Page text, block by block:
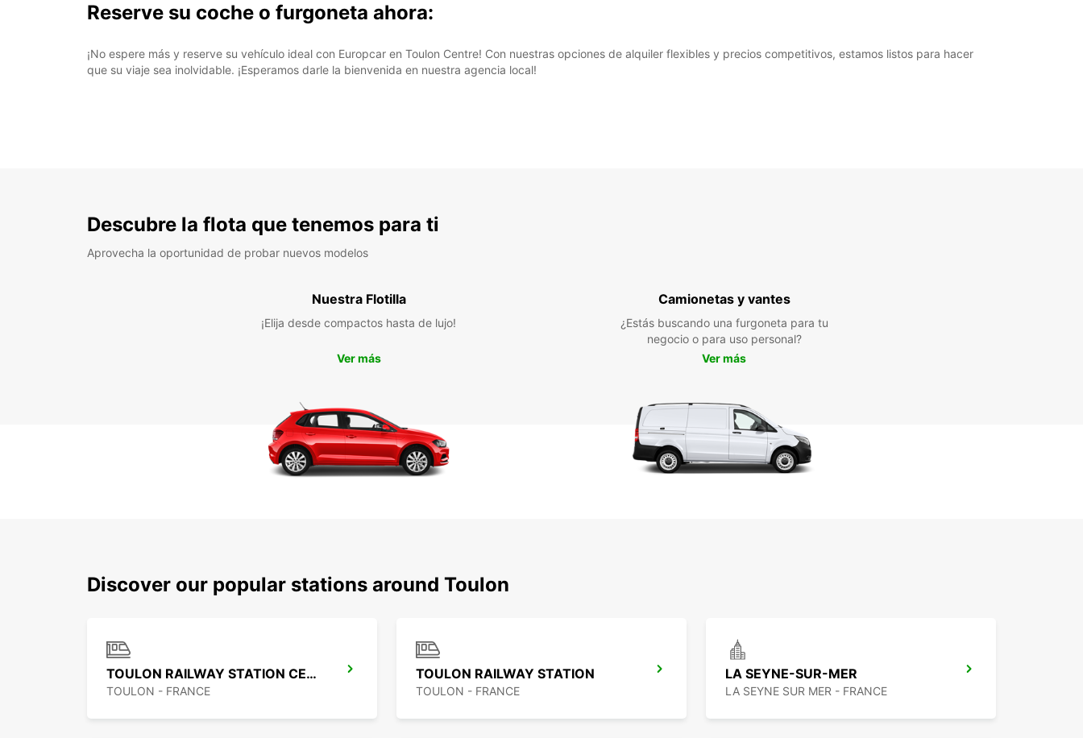
Reserve su coche o furgoneta ahora:
¡No espere más y reserve su vehículo ideal con Europcar en Toulon Centre! Con nuestras opciones de alquiler flexibles y precios competitivos, estamos listos para hacer
que su viaje sea inolvidable. ¡Esperamos darle la bienvenida en nuestra agencia local!
Descubre la flota que tenemos para ti
Aprovecha la oportunidad de probar nuevos modelos
Nuestra Flotilla
¡Elija desde compactos hasta de lujo!
Ver más
Camionetas y vantes
¿Estás buscando una furgoneta para tu
negocio o para uso personal?
Ver más
Discover our popular stations around Toulon
TOULON RAILWAY STATION CENTRAL
TOULON - FRANCE
TOULON RAILWAY STATION
TOULON - FRANCE
LA SEYNE-SUR-MER
LA SEYNE SUR MER - FRANCE